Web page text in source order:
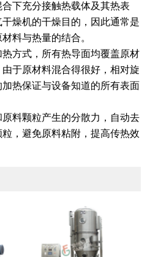
下充分接触热载体及其热表
燥机的干燥目的，因此通常是
料与热量的结合。
方式，所有热导面均覆盖原材
于原材料混合得很好，相对旋
热保证与设备知道的所有表面
料颗粒产生的分散力，自动去
，避免原料粘附，提高传热效